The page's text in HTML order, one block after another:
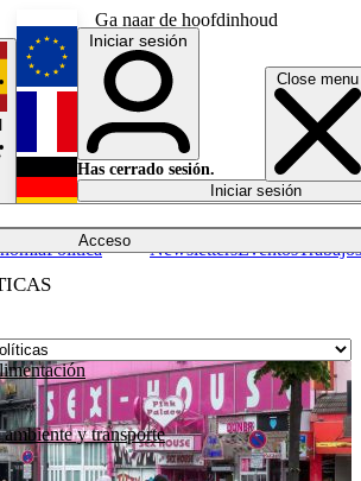
Ga naar de hoofdinhoud
Close menu
Acceso
y transporte
Política NewslettersEventosTrabajos
English
Français
Iniciar sesión
Has cerrado sesión.
Iniciar sesión